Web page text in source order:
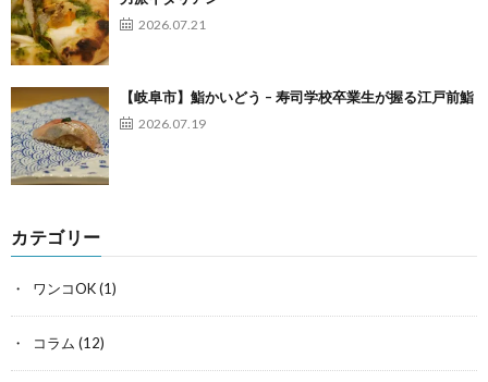
2026.07.21
【岐阜市】鮨かいどう – 寿司学校卒業生が握る江戸前鮨
2026.07.19
カテゴリー
ワンコOK(1)
コラム (12)